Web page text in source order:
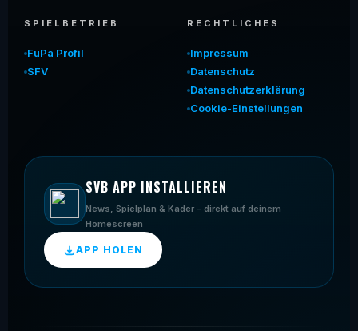
SPIELBETRIEB
FuPa Profil
SFV
RECHTLICHES
Impressum
Datenschutz
Datenschutzerklärung
Cookie-Einstellungen
SVB APP INSTALLIEREN
News, Spielplan & Kader – direkt auf deinem
Homescreen
APP HOLEN